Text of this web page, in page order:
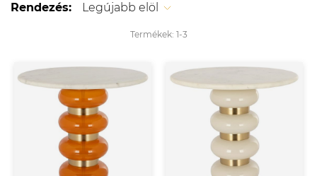
Rendezés: Legújabb elöl
Termékek: 1-3